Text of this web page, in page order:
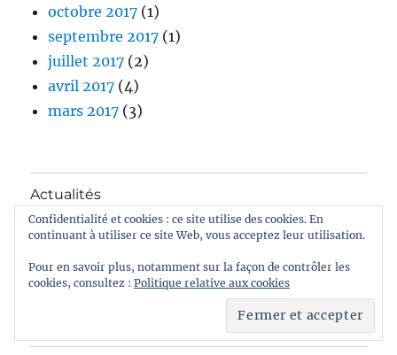
octobre 2017 (1)
septembre 2017 (1)
juillet 2017 (2)
avril 2017 (4)
mars 2017 (3)
Actualités
Présentation
Classement
Confidentialité et cookies : ce site utilise des cookies. En
continuant à utiliser ce site Web, vous acceptez leur utilisation.
Pour en savoir plus, notamment sur la façon de contrôler les
cookies, consultez : Politique relative aux cookies